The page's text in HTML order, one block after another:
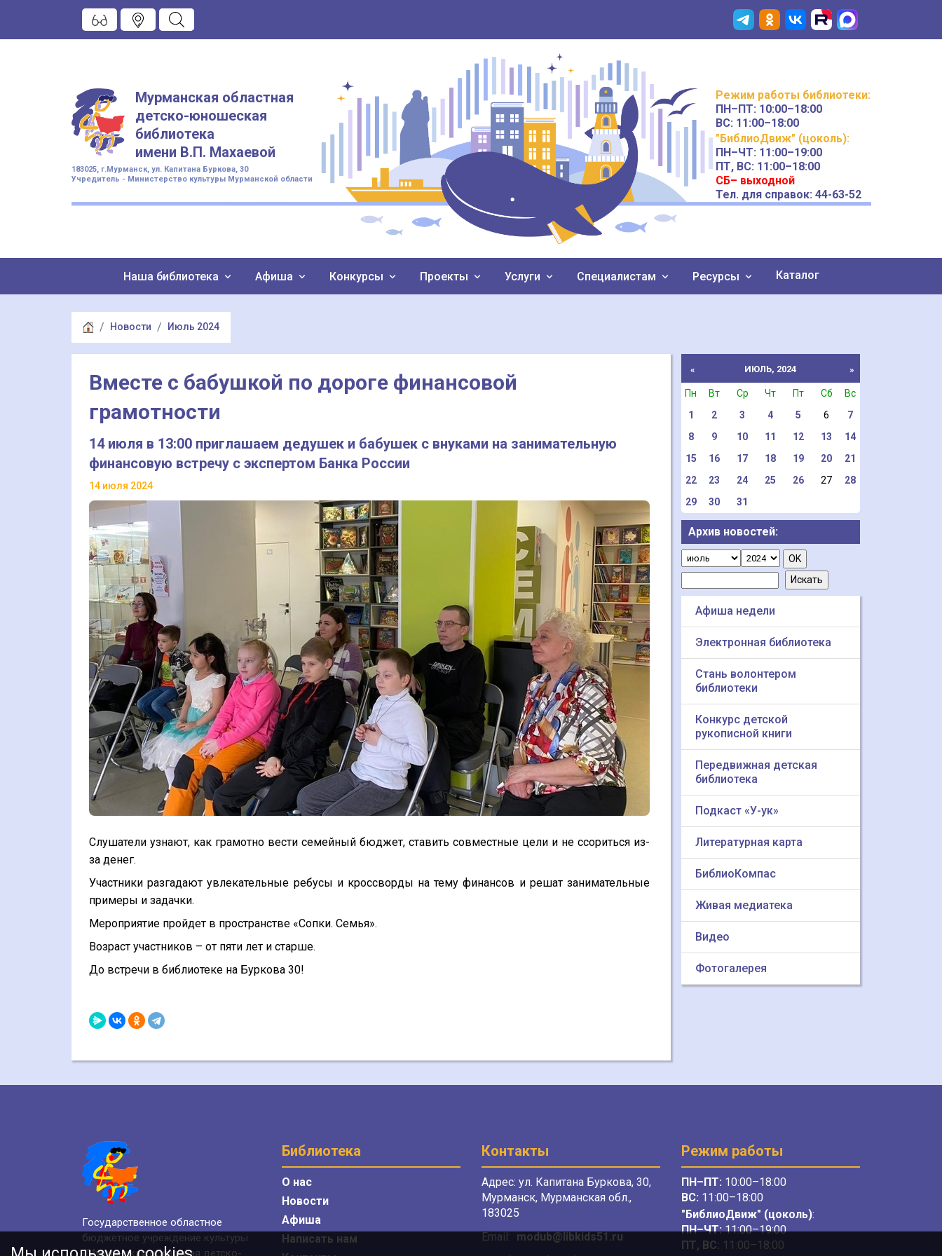
Мурманская областная
детско-юношеская
библиотека
имени В.П. Махаевой
183025, г.Мурманск, ул. Капитана Буркова, 30
Учредитель - Министерство культуры Мурманской области
Режим работы библиотеки:
ПН–ПТ: 10:00–18:00
ВС: 11:00–18:00
"БиблиоДвиж" (цоколь):
ПН–ЧТ: 11:00–19:00
ПТ, ВС: 11:00–18:00
СБ– выходной
Тел. для справок: 44-63-52
Наша библиотека Афиша Конкурсы Проекты Услуги Специалистам Ресурсы Каталог
Новости Июль 2024
Вместе с бабушкой по дороге финансовой
грамотности
14 июля в 13:00 приглашаем дедушек и бабушек с внуками на занимательную
финансовую встречу с экспертом Банка России
14 июля 2024
Слушатели узнают, как грамотно вести семейный бюджет, ставить совместные цели и не ссориться из-
за денег.
Участники разгадают увлекательные ребусы и кроссворды на тему финансов и решат занимательные
примеры и задачки.
Мероприятие пройдет в пространстве «Сопки. Семья».
Возраст участников – от пяти лет и старше.
До встречи в библиотеке на Буркова 30!
« ИЮЛЬ, 2024 »
Пн Вт Ср Чт Пт Сб
Вс
1
2 3 4 5 6
7
8
9 10 11 12 13
14
15
16 17 18 19 20
21
22
23 24 25 26 27
28
29
30 31
Архив новостей:
Афиша недели
Электронная библиотека
Стань волонтером
библиотеки
Конкурс детской
рукописной книги
Передвижная детская
библиотека
Подкаст «У-ук»
Литературная карта
БиблиоКомпас
Живая медиатека
Видео
Фотогалерея
Государственное областное
бюджетное учреждение культуры
«Мурманская областная детско-
Библиотека
О нас
Новости
Афиша
Написать нам
Контакты
Адрес: ул. Капитана Буркова, 30,
Мурманск, Мурманская обл.,
183025
Email: modub@libkids51.ru
Режим работы
ПН–ПТ: 10:00–18:00
ВС: 11:00–18:00
"БиблиоДвиж" (цоколь):
ПН–ЧТ:11:00–19:00
ПТ, ВС: 11:00–18:00